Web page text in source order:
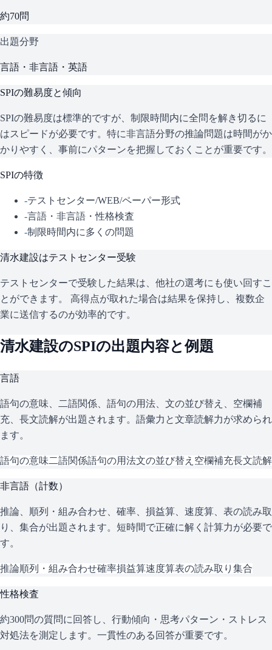
約70問
出題分野
言語・非言語・英語
SPIの難易度と傾向
SPIの難易度は標準的ですが、制限時間内に全問を解き切るに
はスピードが必要です。特に非言語分野の推論問題は時間がか
かりやすく、事前にパターンを把握しておくことが重要です。
SPIの特徴
-テストセンター/WEB/ペーパー形式
-言語・非言語・性格検査
-制限時間内に多くの問題
清水建設はテストセンター受験
テストセンターで受験した結果は、他社の選考にも使い回すこ
とができます。 高得点が取れた場合は結果を保持し、複数企
業に送信するのが効率的です。
清水建設のSPIの出題内容と例題
言語
語句の意味、二語関係、語句の用法、文の並び替え、空欄補
充、長文読解が出題されます。語彙力と文章読解力が求められ
ます。
語句の意味二語関係語句の用法文の並び替え 空欄補充長文読解
非言語（計数）
推論、順列・組み合わせ、確率、損益算、速度算、表の読み取
り、集合が出題されます。短時間で正確に解く計算力が必要で
す。
推論順列・組み合わせ確率損益算速度算表の読み取り 集合
性格検査
約300問の質問に回答し、行動傾向・思考パターン・ストレス
対処法を測定します。一貫性のある回答が重要です。